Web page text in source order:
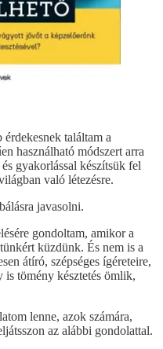
találtam a
használható módszert arra
gyakorlással készítsük fel
való létezésre.
javasolni.
gondoltam, amikor a
küzdünk. És nem is a
átíró, szépséges ígéreteire,
is tömény késztetés ömlik,
lenne, azok számára,
az alábbi gondolattal.